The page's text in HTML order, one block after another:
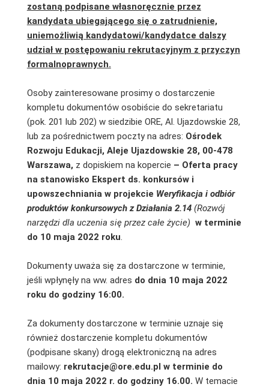
zostaną podpisane własnoręcznie przez
kandydata ubiegającego się o zatrudnienie,
uniemożliwią kandydatowi/kandydatce dalszy
udział w postępowaniu rekrutacyjnym z przyczyn
formalnoprawnych.
Osoby zainteresowane prosimy o dostarczenie
kompletu dokumentów osobiście do sekretariatu
(pok. 201 lub 202) w siedzibie ORE, Al. Ujazdowskie 28,
lub za pośrednictwem poczty na adres: Ośrodek
Rozwoju Edukacji, Aleje Ujazdowskie 28, 00-478
Warszawa, z dopiskiem na kopercie – Oferta pracy
na stanowisko Ekspert ds. konkursów i
upowszechniania w projekcie Weryfikacja i odbiór
produktów konkursowych z Działania 2.14 (Rozwój
narzędzi dla uczenia się przez całe życie) w terminie
do 10 maja 2022 roku.
Dokumenty uważa się za dostarczone w terminie,
jeśli wpłynęły na ww. adres do dnia 10 maja 2022
roku do godziny 16:00.
Za dokumenty dostarczone w terminie uznaje się
również dostarczenie kompletu dokumentów
(podpisane skany) drogą elektroniczną na adres
mailowy: rekrutacje@ore.edu.pl w terminie do
dnia 10 maja 2022 r. do godziny 16.00. W temacie